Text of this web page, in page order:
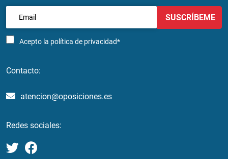
Acepto la política de privacidad*
SUSCRÍBEME
Contacto:
atencion@oposiciones.es
Redes sociales: